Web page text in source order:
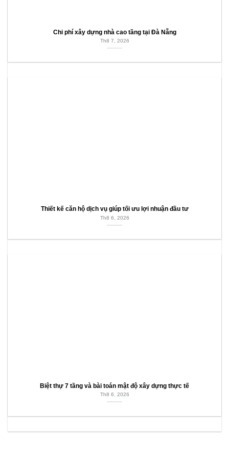
Chi phí xây dựng nhà cao tầng tại Đà Nẵng
Th8 7, 2026
Thiết kế căn hộ dịch vụ giúp tối ưu lợi nhuận đầu tư
Th8 6, 2026
Biệt thự 7 tầng và bài toán mật độ xây dựng thực tế
Th8 6, 2026